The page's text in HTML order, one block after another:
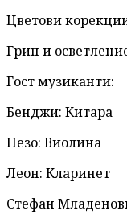
Цветови
Грип и
Гост музиканти:
Бенджи: Китара
Незо: Виолина
Леон: Кларинет
Стефан